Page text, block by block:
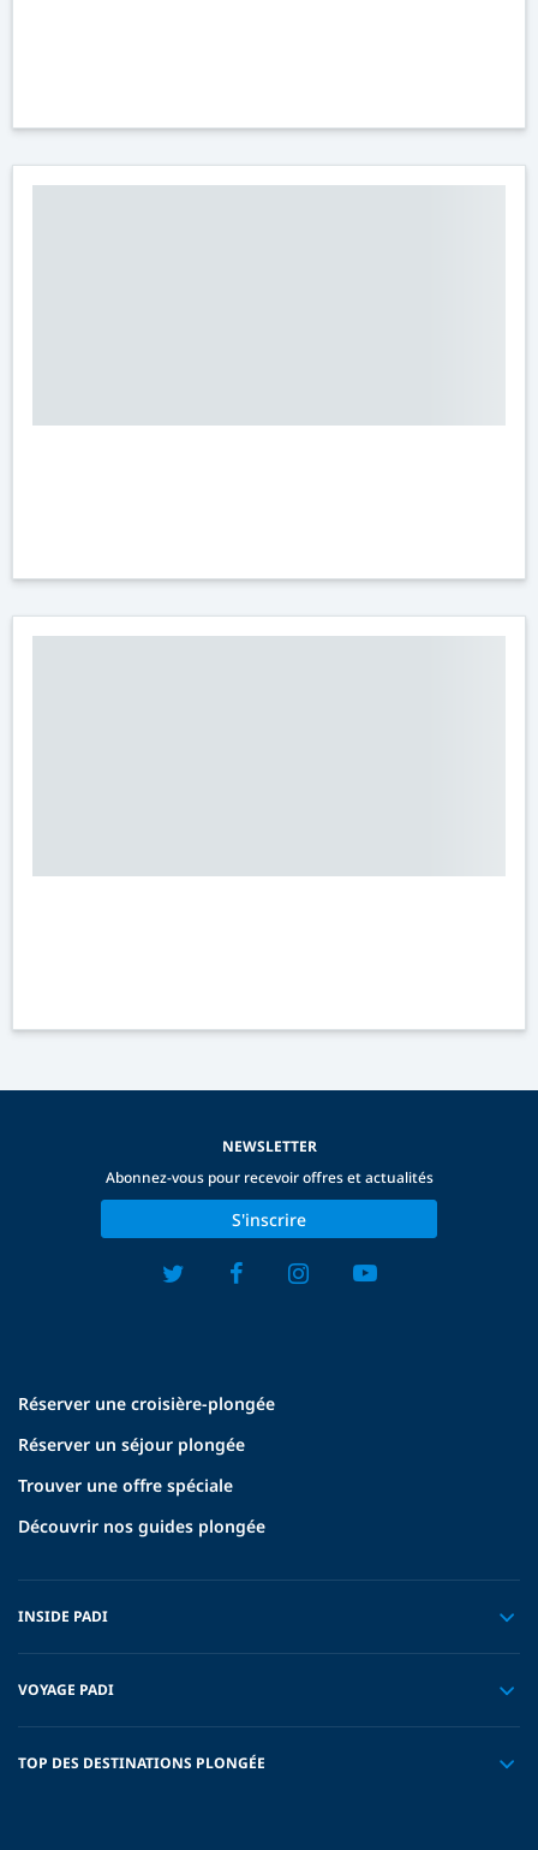
Réserver une croisière-plongée
Réserver un séjour plongée
Trouver une offre spéciale
Découvrir nos guides plongée
INSIDE PADI
VOYAGE PADI
TOP DES DESTINATIONS PLONGÉE
NEWSLETTER
Abonnez-vous pour recevoir offres et actualités
S'inscrire